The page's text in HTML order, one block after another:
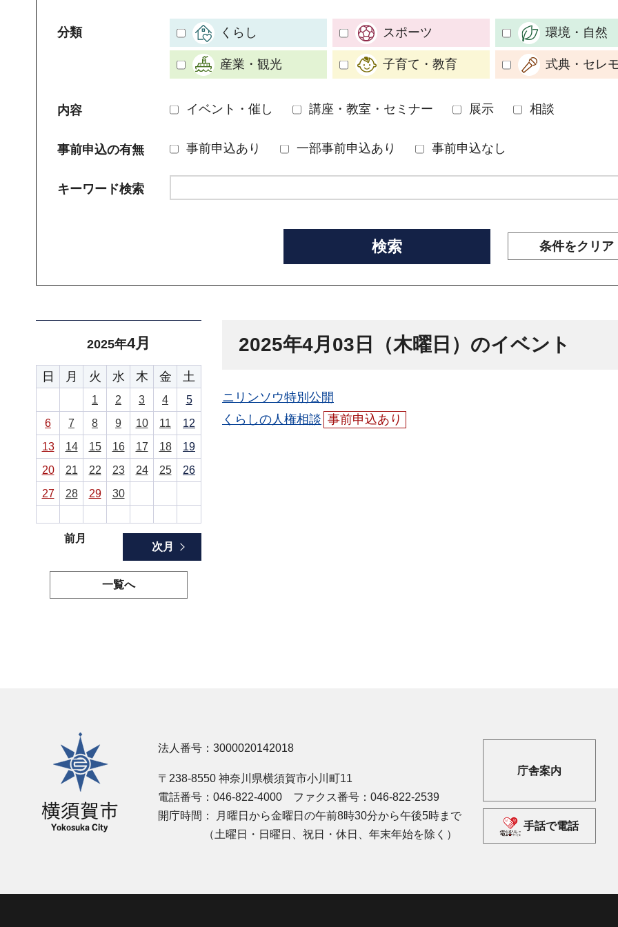
分類 くらし スポーツ 環境・自然
産業・観光 子育て・教育 式典・セレ
内容 イベント・催し 講座・教室・セミナー 展示 相談
事前申込の有無 事前申込あり 一部事前申込あり 事前申込なし
キーワード検索
条件をクリア
2025年4月
日 月 火 水 木 金 土
1 2 3 4
5
6
7 8 9 10 11
12
13
14 15 16 17 18
19
20
21 22 23 24 25
26
27
28 29 30
前月
次月
一覧へ
2025年4月03日（木曜日）のイベント
ニリンソウ特別公開
くらしの人権相談 事前申込あり
横須賀市 法人番号：3000020142018
〒238-8550 神奈川県横須賀市小川町11
電話番号：046-822-4000 ファクス番号：046-822-2539
開庁時間：
月曜日から金曜日の午前8時30分から午後5時まで
（土曜日・日曜日、祝日・休日、年末年始を除く）
庁舎案内
手話で電話